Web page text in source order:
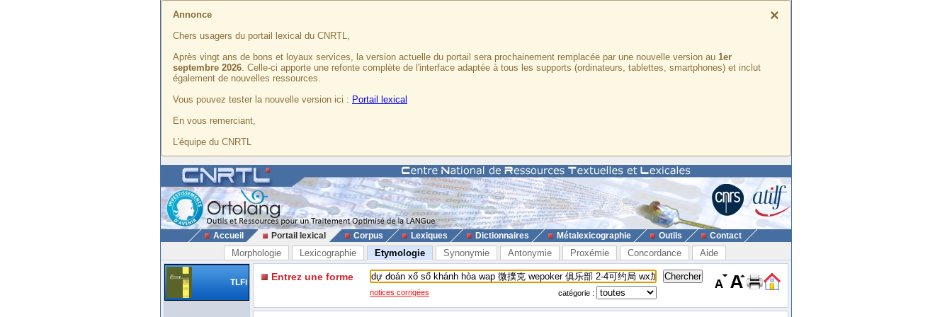
×
Annonce
Chers usagers du portail lexical du CNRTL,
Après vingt ans de bons et loyaux services, la version actuelle du portail sera prochainement remplacée par une nouvelle version au 1er
septembre 2026. Celle-ci apporte une refonte complète de l'interface adaptée à tous les supports (ordinateurs, tablettes, smartphones) et inclut
également de nouvelles ressources.
Vous pouvez tester la nouvelle version ici : Portail lexical
En vous remerciant,
L'équipe du CNRTL
Accueil Portail lexical Corpus Lexiques Dictionnaires Métalexicographie Outils Contact
Morphologie Lexicographie Etymologie Synonymie Antonymie Proxémie Concordance Aide
TLFi Entrez une forme
notices corrigées catégorie :